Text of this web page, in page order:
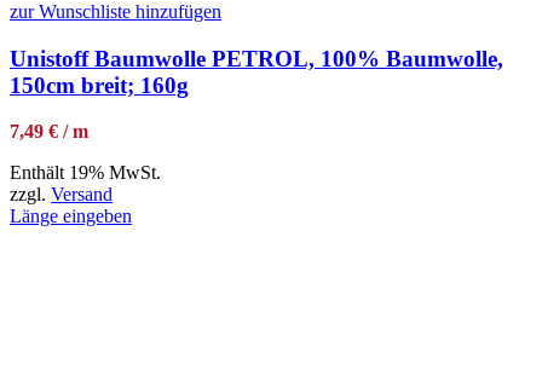
zur Wunschliste hinzufügen
Unistoff Baumwolle PETROL, 100% Baumwolle,
150cm breit; 160g
7,49 € / m
Enthält 19% MwSt.
zzgl. Versand
Länge eingeben